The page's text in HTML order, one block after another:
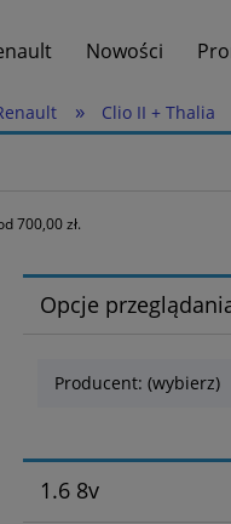
Nowości
» Clio II + Thalia
700,00 zł.
Opcje
Producent: (wybierz)
1.6 8v